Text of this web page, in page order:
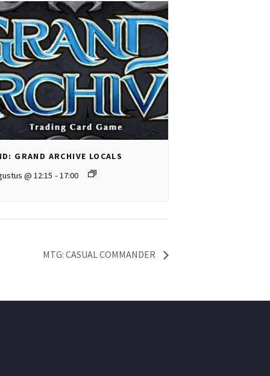
GRAND ARCHIVE LOCALS
@ 12:15 - 17:00
MTG: CASUAL COMMANDER